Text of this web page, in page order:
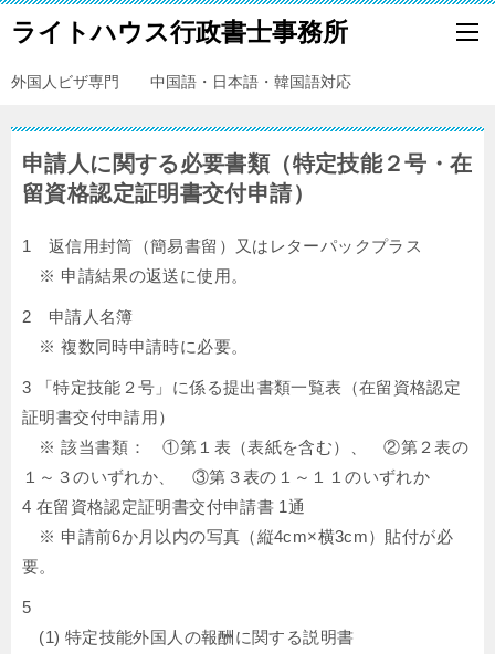
ライトハウス行政書士事務所
外国人ビザ専門 中国語・日本語・韓国語対応
申請人に関する必要書類（特定技能２号・在
留資格認定証明書交付申請）
1 返信用封筒（簡易書留）又はレターパックプラス
※ 申請結果の返送に使用。
2 申請人名簿
※ 複数同時申請時に必要。
3 「特定技能２号」に係る提出書類一覧表（在留資格認定
証明書交付申請用）
※ 該当書類： ①第１表（表紙を含む）、 ②第２表の
１～３のいずれか、 ③第３表の１～１１のいずれか
4 在留資格認定証明書交付申請書 1通
※ 申請前6か月以内の写真（縦4cm×横3cm）貼付が必
要。
5
(1) 特定技能外国人の報酬に関する説明書